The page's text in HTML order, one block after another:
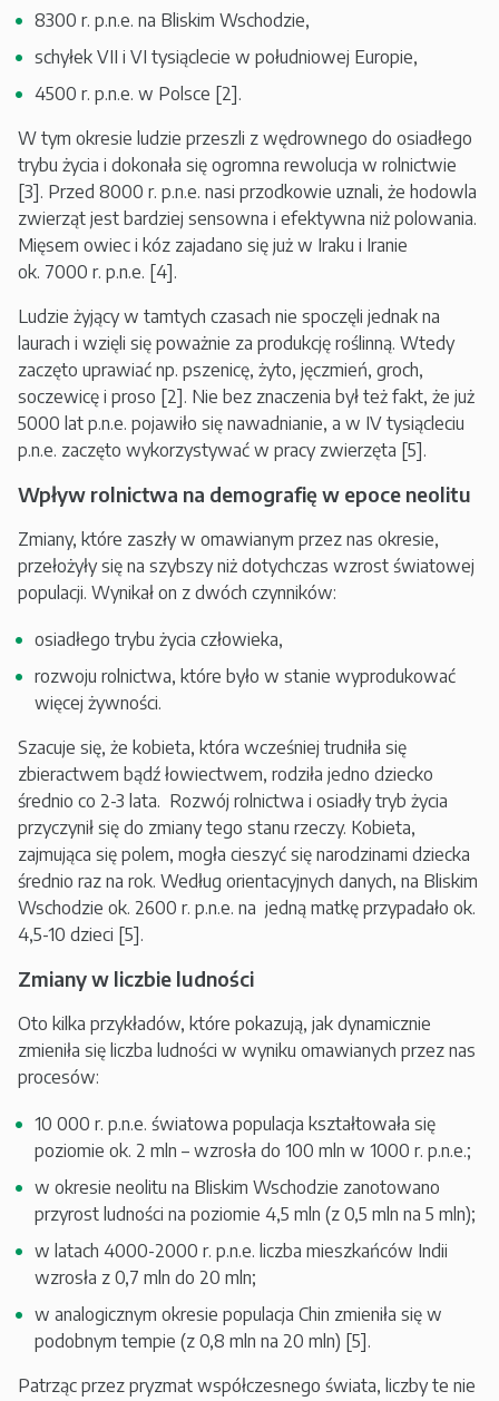
8300 r. p.n.e. na Bliskim Wschodzie,
schyłek VII i VI tysiąclecie w południowej Europie,
4500 r. p.n.e. w Polsce [2].
W tym okresie ludzie przeszli z wędrownego do osiadłego
trybu życia i dokonała się ogromna rewolucja w rolnictwie
[3]. Przed 8000 r. p.n.e. nasi przodkowie uznali, że hodowla
zwierząt jest bardziej sensowna i efektywna niż polowania.
Mięsem owiec i kóz zajadano się już w Iraku i Iranie
ok. 7000 r. p.n.e. [4].
Ludzie żyjący w tamtych czasach nie spoczęli jednak na
laurach i wzięli się poważnie za produkcję roślinną. Wtedy
zaczęto uprawiać np. pszenicę, żyto, jęczmień, groch,
soczewicę i proso [2]. Nie bez znaczenia był też fakt, że już
5000 lat p.n.e. pojawiło się nawadnianie, a w IV tysiącleciu
p.n.e. zaczęto wykorzystywać w pracy zwierzęta [5].
Wpływ rolnictwa na demografię w epoce neolitu
Zmiany, które zaszły w omawianym przez nas okresie,
przełożyły się na szybszy niż dotychczas wzrost światowej
populacji. Wynikał on z dwóch czynników:
osiadłego trybu życia człowieka,
rozwoju rolnictwa, które było w stanie wyprodukować
więcej żywności.
Szacuje się, że kobieta, która wcześniej trudniła się
zbieractwem bądź łowiectwem, rodziła jedno dziecko
średnio co 2-3 lata. Rozwój rolnictwa i osiadły tryb życia
przyczynił się do zmiany tego stanu rzeczy. Kobieta,
zajmująca się polem, mogła cieszyć się narodzinami dziecka
średnio raz na rok. Według orientacyjnych danych, na Bliskim
Wschodzie ok. 2600 r. p.n.e. na jedną matkę przypadało ok.
4,5-10 dzieci [5].
Zmiany w liczbie ludności
Oto kilka przykładów, które pokazują, jak dynamicznie
zmieniła się liczba ludności w wyniku omawianych przez nas
procesów:
10 000 r. p.n.e. światowa populacja kształtowała się
poziomie ok. 2 mln – wzrosła do 100 mln w 1000 r. p.n.e.;
w okresie neolitu na Bliskim Wschodzie zanotowano
przyrost ludności na poziomie 4,5 mln (z 0,5 mln na 5 mln);
w latach 4000-2000 r. p.n.e. liczba mieszkańców Indii
wzrosła z 0,7 mln do 20 mln;
w analogicznym okresie populacja Chin zmieniła się w
podobnym tempie (z 0,8 mln na 20 mln) [5].
Patrząc przez pryzmat współczesnego świata, liczby te nie